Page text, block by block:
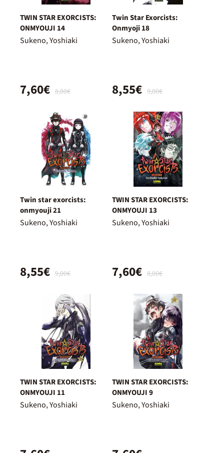
TWIN STAR EXORCISTS:
ONMYOUJI 14
Sukeno, Yoshiaki
8,00€
7,60€
Twin Star Exorcists:
Onmyoji 18
Sukeno, Yoshiaki
9,00€
8,55€
Twin star exorcists:
onmyouji 21
Sukeno, Yoshiaki
9,00€
8,55€
TWIN STAR EXORCISTS:
ONMYOUJI 13
Sukeno, Yoshiaki
8,00€
7,60€
TWIN STAR EXORCISTS:
ONMYOUJI 11
Sukeno, Yoshiaki
TWIN STAR EXORCISTS:
ONMYOUJI 9
Sukeno, Yoshiaki